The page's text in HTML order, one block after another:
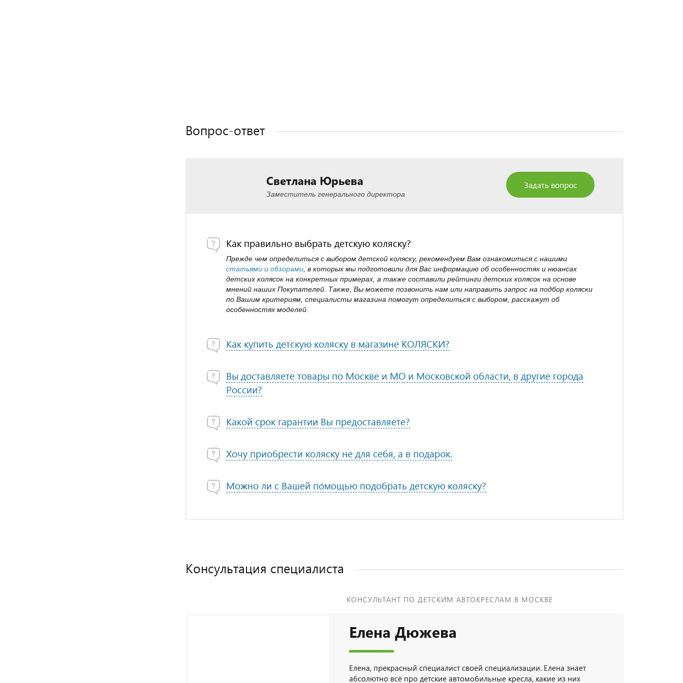
Вопрос-ответ
Светлана Юрьева
Заместитель генерального директора
Задать вопрос
Как правильно выбрать детскую коляску?
Прежде чем определиться с выбором детской коляску, рекомендуем Вам ознакомиться с нашими
статьями и обзорами , в которых мы подготовили для Вас информацию об особенностях и нюансах
детских колясок на конкретных примерах, а также составили рейтинги детских колясок на основе
мнений наших Покупателей. Также, Вы можете позвонить нам или направить запрос на подбор коляски
по Вашим критериям, специалисты магазина помогут определиться с выбором, расскажут об
особенностях моделей.
Как купить детскую коляску в магазине КОЛЯСКИ?
Вы доставляете товары по Москве и МО и Московской области, в другие города
России?
Какой срок гарантии Вы предоставляете?
Хочу приобрести коляску не для себя, а в подарок.
Можно ли с Вашей помощью подобрать детскую коляску?
Консультация специалиста
КОНСУЛЬТАНТ ПО ДЕТСКИМ АВТОКРЕСЛАМ В МОСКВЕ
Елена Дюжева
Елена, прекрасный специалист своей специализации. Елена знает
абсолютно всё про детские автомобильные кресла, какие из них